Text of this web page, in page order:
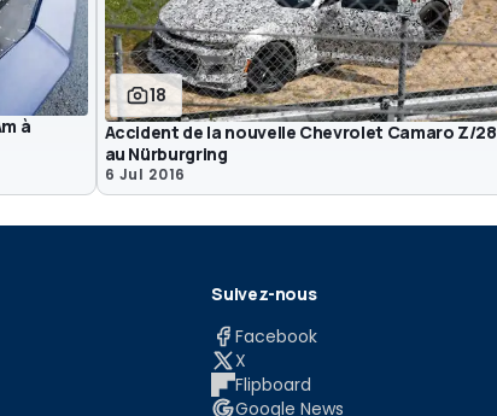
à
18
Accident de la nouvelle Chevrolet Camaro Z/28
au Nürburgring
6 Jul 2016
Suivez-nous
Facebook
X
Flipboard
Google News